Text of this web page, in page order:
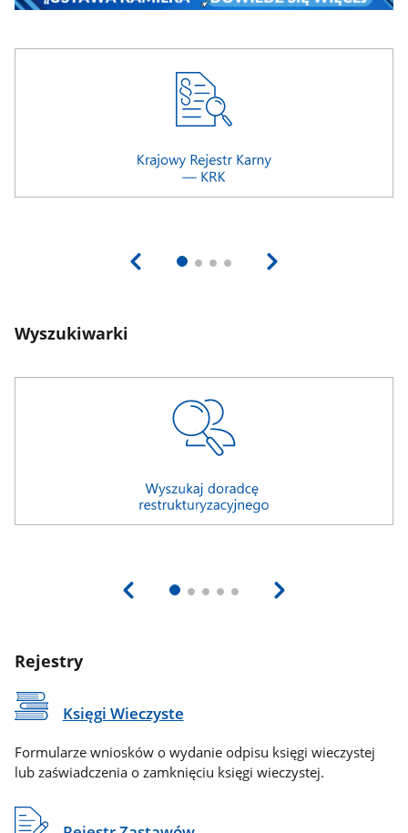
Wyszukiwarki
Rejestry
Księgi Wieczyste
Formularze wniosków o wydanie odpisu księgi wieczystej
lub zaświadczenia o zamknięciu księgi wieczystej.